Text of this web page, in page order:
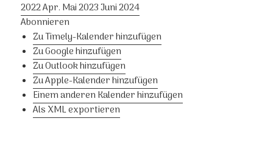
2022Apr. Mai 2023Juni2024
Abonnieren
Zu Timely-Kalender hinzufügen
Zu Google hinzufügen
Zu Outlook hinzufügen
Zu Apple-Kalender hinzufügen
Einem anderen Kalender hinzufügen
Als XML exportieren